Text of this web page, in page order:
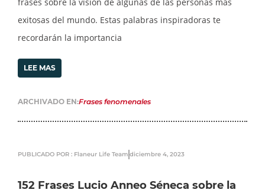
exitosas del mundo. Estas palabras inspiradoras te
recordarán la importancia
LEE MAS
ARCHIVADO EN:Frases fenomenales
PUBLICADO POR : Flaneur Life Team diciembre 4, 2023
152 Frases Lucio Anneo Séneca sobre la